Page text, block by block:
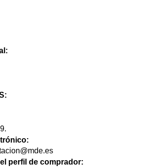
perfil de comprador: